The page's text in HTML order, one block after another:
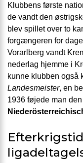
Klubbens første
de vandt den
blev spillet over to
forgængeren for
Vorarlberg vandt
nederlag hjemme i
kunne klubben også
Landesmeister, en
1936 føjede man